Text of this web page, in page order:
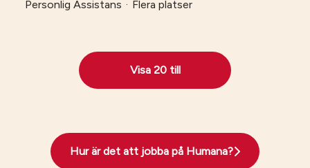
Personlig Assistans · Flera platser
Visa 20 till
Hur är det att jobba på Humana?